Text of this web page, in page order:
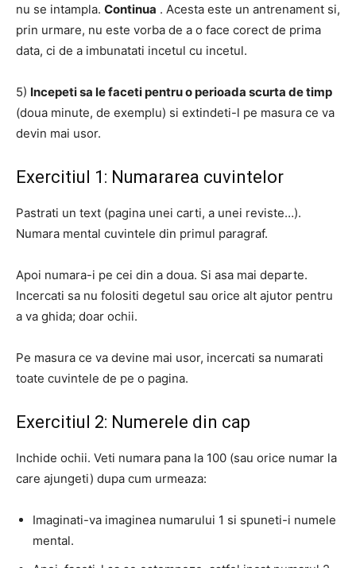
nu se intampla. Continua . Acesta este un antrenament si,
prin urmare, nu este vorba de a o face corect de prima
data, ci de a imbunatati incetul cu incetul.
5) Incepeti sa le faceti pentru o perioada scurta de timp
(doua minute, de exemplu) si extindeti-l pe masura ce va
devin mai usor.
Exercitiul 1: Numararea cuvintelor
Pastrati un text (pagina unei carti, a unei reviste…).
Numara mental cuvintele din primul paragraf.
Apoi numara-i pe cei din a doua. Si asa mai departe.
Incercati sa nu folositi degetul sau orice alt ajutor pentru
a va ghida; doar ochii.
Pe masura ce va devine mai usor, incercati sa numarati
toate cuvintele de pe o pagina.
Exercitiul 2: Numerele din cap
Inchide ochii. Veti numara pana la 100 (sau orice numar la
care ajungeti) dupa cum urmeaza:
Imaginati-va imaginea numarului 1 si spuneti-i numele
mental.